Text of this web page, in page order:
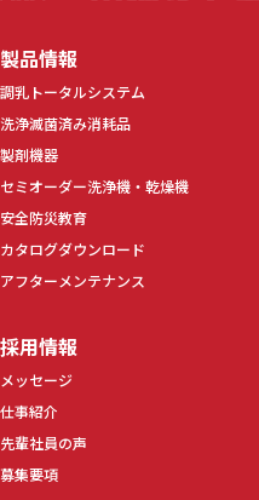
製品情報
調乳トータルシステム
洗浄滅菌済み消耗品
製剤機器
セミオーダー洗浄機・乾燥機
安全防災教育
カタログダウンロード
アフターメンテナンス
採用情報
メッセージ
仕事紹介
先輩社員の声
募集要項